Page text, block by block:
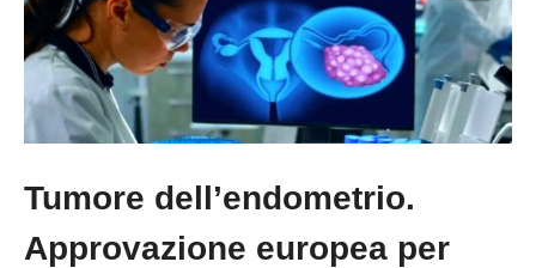
Tumore dell’endometrio.
Approvazione europea per